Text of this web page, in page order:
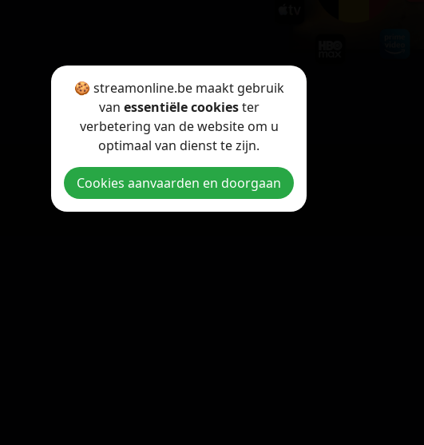
Copyright © 2026 StreamOnline.be. All rights reserved.
🍪 streamonline.be maakt gebruik
van essentiële cookiester
verbetering van de website om u
optimaal van dienst te zijn.
Cookies aanvaarden en doorgaan